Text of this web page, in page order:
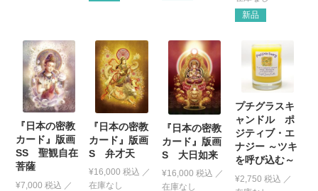
新品
『日本の密教
カード』版画
SS 聖観自在
菩薩
¥7,000 税込
『日本の密教
カード』版画
S 弁才天
¥16,000 税込
『日本の密教
カード』版画
S 大日如来
¥16,000 税込
プチグラスキ
ャンドル ポ
ジティブ・エ
ナジー ～ツキ
を呼び込む～
¥2,750 税込